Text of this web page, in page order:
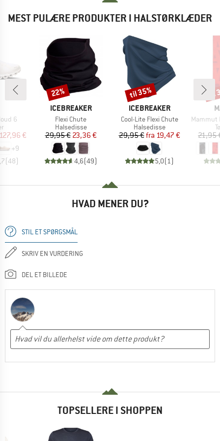
MEST PULÆRE PRODUKTER I HALSTØRKLÆDER
6
pris
€
+9
(48)
MÆRKE
ICEBREAKER
Artikel
Flexi Chute
Produktgruppe
Halsedisse
Pris
29,95 €Nedsat pris
23,36 €
4,6(49)
Rabat
22%
MÆRKE
ICEBREAKER
Artikel
Cool-Lite Flexi Chute
Produktgruppe
Halsedisse
Pris
29,95 € Nedsat pris
fra 19,47 €
5,0(1)
Rabat
til 35%
Artikel
Mammut
21,95
HVAD MENER DU?
STIL ET SPØRGSMÅL
SKRIV EN VURDERING
DEL ET BILLEDE
TOPSELLERE I SHOPPEN